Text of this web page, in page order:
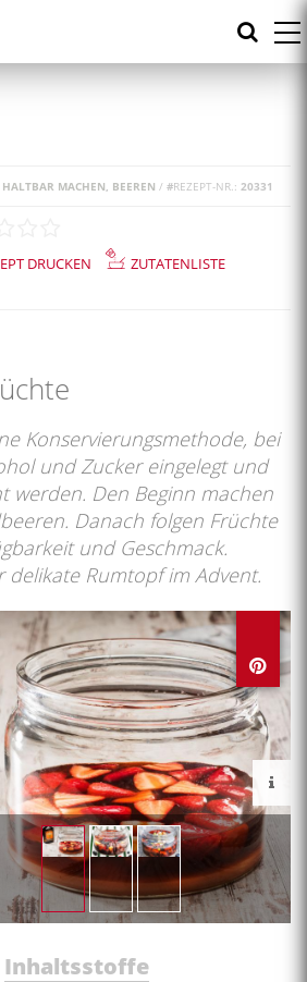
HALTBAR MACHEN BEEREN / #REZEPT-NR.: 20331
DRUCKEN
ZUTATENLISTE
Konservierungsmethode, bei
und Zucker eingelegt und
werden. Den Beginn machen
Danach folgen Früchte
und Geschmack.
delikate Rumtopf im Advent.
Inhaltsstoffe